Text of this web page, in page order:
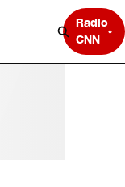
Radio
CNN